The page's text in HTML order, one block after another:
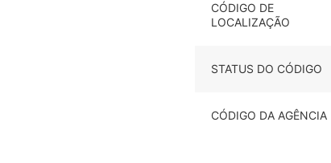
CÓDIGO DE
LOCALIZAÇÃO
STATUS DO CÓDIGO
CÓDIGO DA AGÊNCIA